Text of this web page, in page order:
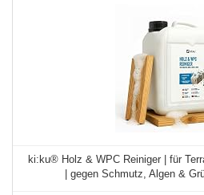
ki:ku® Holz & WPC Reiniger | für
| gegen Schmutz, Algen &